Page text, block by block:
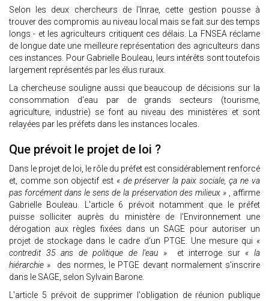
Selon les deux chercheurs de l'Inrae, cette gestion pousse à
trouver des compromis au niveau local mais se fait sur des temps
longs - et les agriculteurs critiquent ces délais. La FNSEA réclame
de longue date une meilleure représentation des agriculteurs dans
ces instances. Pour Gabrielle Bouleau, leurs intérêts sont toutefois
largement représentés par les élus ruraux.
La chercheuse souligne aussi que beaucoup de décisions sur la
consommation d'eau par de grands secteurs (tourisme,
agriculture, industrie) se font au niveau des ministères et sont
relayées par les préfets dans les instances locales.
Que prévoit le projet de loi ?
Dans le projet de loi, le rôle du préfet est considérablement renforcé
et, comme son objectif est « de préserver la paix sociale, ça ne va
pas forcément dans le sens de la préservation des milieux » , affirme
Gabrielle Bouleau. L'article 6 prévoit notamment que le préfet
puisse solliciter auprès du ministère de l'Environnement une
dérogation aux règles fixées dans un SAGE pour autoriser un
projet de stockage dans le cadre d'un PTGE. Une mesure qui «
contredit 35 ans de politique de l'eau »
et interroge sur « la
hiérarchie »
des normes, le PTGE devant normalement s'inscrire
dans le SAGE, selon Sylvain Barone.
L'article 5 prévoit de supprimer l'obligation de réunion publique